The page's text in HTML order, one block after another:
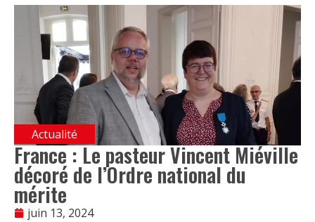
Actualité
France : Le pasteur Vincent Miéville
décoré de l’Ordre national du
mérite
juin 13, 2024